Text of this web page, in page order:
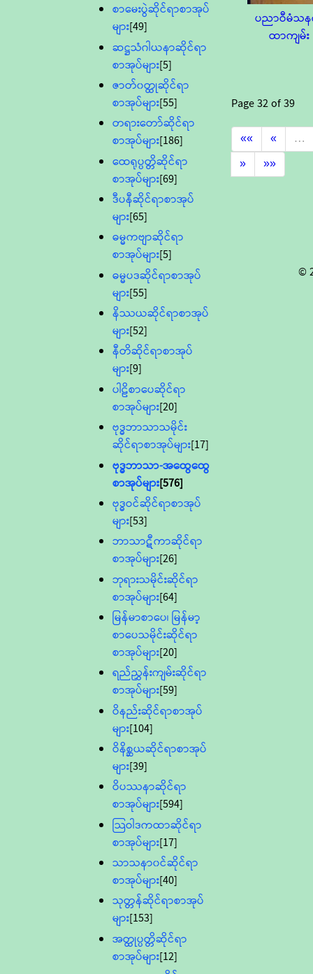
စာမေးပွဲဆိုင်ရာစာအုပ်
များ[49]
ဆဋ္ဌသံဂါယနာဆိုင်ရာ
စာအုပ်များ[5]
ဇာတ်၀တ္ထုဆိုင်ရာ
စာအုပ်များ[55]
တရားတော်ဆိုင်ရာ
စာအုပ်များ[186]
ထေရုပ္ပတ္တိဆိုင်ရာ
စာအုပ်များ[69]
ဒီပနီဆိုင်ရာစာအုပ်
များ[65]
ဓမ္မကဗျာဆိုင်ရာ
စာအုပ်များ[5]
ဓမ္မပဒဆိုင်ရာစာအုပ်
များ[55]
နိဿယဆိုင်ရာစာအုပ်
များ[52]
နီတိဆိုင်ရာစာအုပ်
များ[9]
ပါဠိစာပေဆိုင်ရာ
စာအုပ်များ[20]
ဗုဒ္ဓဘာသာသမိုင်း
ဆိုင်ရာစာအုပ်များ[17]
ဗုဒ္ဓဘာသာ-အထွေထွေ
စာအုပ်များ[576]
ဗုဒ္ဓဝင်ဆိုင်ရာစာအုပ်
များ[53]
ဘာသာဋီကာဆိုင်ရာ
စာအုပ်များ[26]
ဘုရားသမိုင်းဆိုင်ရာ
စာအုပ်များ[64]
မြန်မာစာပေ၊ မြန်မာ့
စာပေသမိုင်းဆိုင်ရာ
စာအုပ်များ[20]
ရည်ညွှန်းကျမ်းဆိုင်ရာ
စာအုပ်များ[59]
ဝိနည်းဆိုင်ရာစာအုပ်
များ[104]
ဝိနိစ္ဆယဆိုင်ရာစာအုပ်
များ[39]
ဝိပဿနာဆိုင်ရာ
စာအုပ်များ[594]
သြဝါဒကထာဆိုင်ရာ
စာအုပ်များ[17]
သာသနာ၀င်ဆိုင်ရာ
စာအုပ်များ[40]
သုတ္တန်ဆိုင်ရာစာအုပ်
များ[153]
အတ္ထုပ္ပတ္တိဆိုင်ရာ
စာအုပ်များ[12]
ပညာဝီမံသ
ထာကျမ်း
Page32of39
««
«
…
»
»»
©